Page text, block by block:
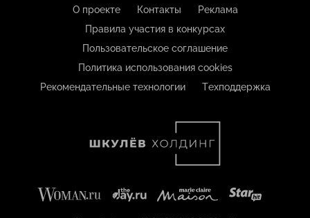
О проекте Контакты
Реклама
Правила участия в конкурсах
Пользовательское соглашение
Политика использования cookies
Рекомендательные технологии
Техподдержка